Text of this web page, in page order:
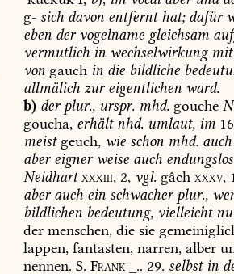
g- sich davon entfernthat;dafür
eben dervogelname gleichsam
vermutlich in wechselwirkungmit
von gauch in die bildliche
allmälich zureigentlichen ward.
b) derplur., urspr. mhd. gouche
goucha, erhältnhd. umlaut, im
meistgeuch, wie schon mhd. auch
abereignerweise auch endungslos
Neidhart xxxiii, 2, vgl. gâch xxxv,
aberauch ein schwacherplur.,
bildlichen bedeutung, vielleicht
der menschen, die sie
lappen, fantasten, narren, alber
nennen. S. Frank _.. 29. selbstin